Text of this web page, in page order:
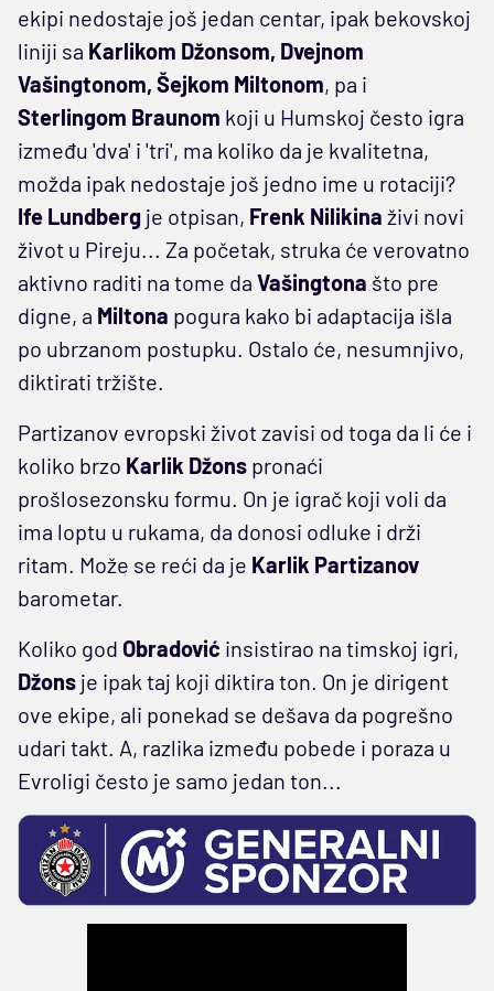
ekipi nedostaje još jedan centar, ipak bekovskoj
liniji sa Karlikom Džonsom, Dvejnom
Vašingtonom, Šejkom Miltonom, pa i
Sterlingom Braunom koji u Humskoj često igra
između 'dva' i 'tri', ma koliko da je kvalitetna,
možda ipak nedostaje još jedno ime u rotaciji?
Ife Lundberg je otpisan, Frenk Nilikina živi novi
život u Pireju... Za početak, struka će verovatno
aktivno raditi na tome da Vašingtona što pre
digne, a Miltona pogura kako bi adaptacija išla
po ubrzanom postupku. Ostalo će, nesumnjivo,
diktirati tržište.
Partizanov evropski život zavisi od toga da li će i
koliko brzo Karlik Džons pronaći
prošlosezonsku formu. On je igrač koji voli da
ima loptu u rukama, da donosi odluke i drži
ritam. Može se reći da je Karlik Partizanov
barometar.
Koliko god Obradović insistirao na timskoj igri,
Džons je ipak taj koji diktira ton. On je dirigent
ove ekipe, ali ponekad se dešava da pogrešno
udari takt. A, razlika između pobede i poraza u
Evroligi često je samo jedan ton...